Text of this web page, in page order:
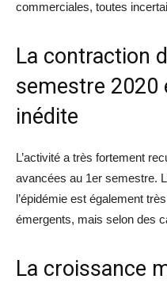
commerciales, toutes
La contraction
semestre 2020
inédite
L’activité a très fortement
avancées au 1er semestre.
l’épidémie est également
émergents, mais selon des
La croissance